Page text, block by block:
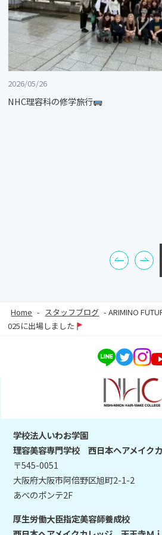
2026/05/26
NHC理容科の修学旅行
Home - スタッフブログ -ARIMINO
025に出場しました
学校法人いわお学園
理容美容専門学校 西日本ヘアメイク
〒545-0051
大阪府大阪市阿倍野区旭町2-1-2
あべのポンテ2F
厚生労働大臣指定美容師養成校